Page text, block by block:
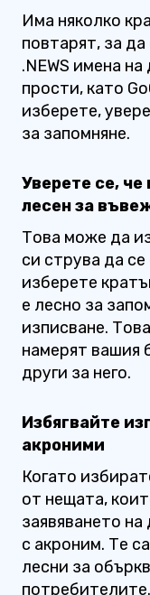
Има няколко
повтарят, за
.NEWS имена
прости, като
изберете,
за запомняне.
Уверете се, че
лесен за
Това може да
си струва да
изберете
е лесно за
изписване.
намерят вашия
други за него.
Избягвайте
акроними
Когато
от нещата,
заявяването
с акроним. Те
лесни за